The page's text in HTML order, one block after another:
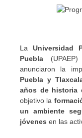
La Universidad
Puebla
anunciaron la
Puebla y
años de historia
objetivo la
un ambiente
jóvenes en las